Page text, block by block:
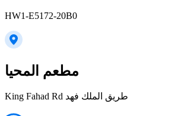
HW1-E5172-20B0
مطعم المحيا
King Fahad Rd طريق الملك فهد